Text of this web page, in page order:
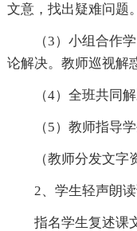
文意，找出疑难问题。
（3）小组合作
论解决。教师巡视解
（4）全班共同
（5）教师指导
（教师分发文字
2、学生轻声朗
指名学生复述课